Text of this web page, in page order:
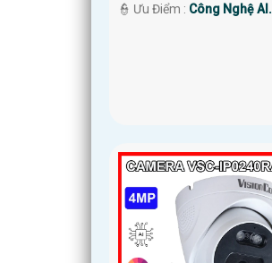
️👮 Ưu Điểm : Công Nghệ AI.